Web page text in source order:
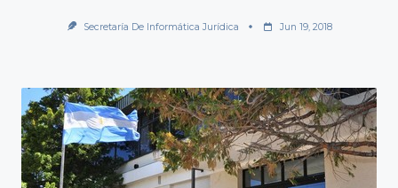
Secretaría De Informática Jurídica Jun 19, 2018